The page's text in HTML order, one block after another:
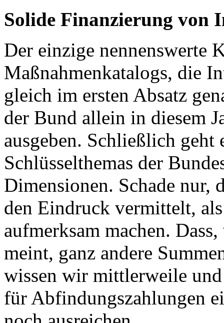
Solide Finanzierung von
Der einzige nennenswerte
Maßnahmenkatalogs, die
gleich im ersten Absatz
der Bund allein in diesem
ausgeben. Schließlich geht
Schlüsselthemas der
Dimensionen. Schade nur,
den Eindruck vermittelt,
aufmerksam machen.
meint, ganz andere
wissen wir mittlerweile
für Abfindungszahlungen